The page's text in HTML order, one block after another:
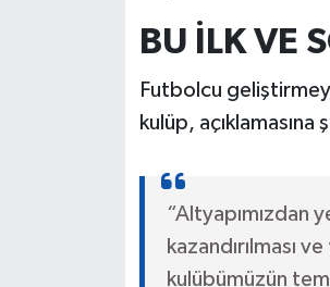
BU İLK VE
Futbolcu
kulüp,
“Altyapımızdan
kazandırılması
kulübümüzün